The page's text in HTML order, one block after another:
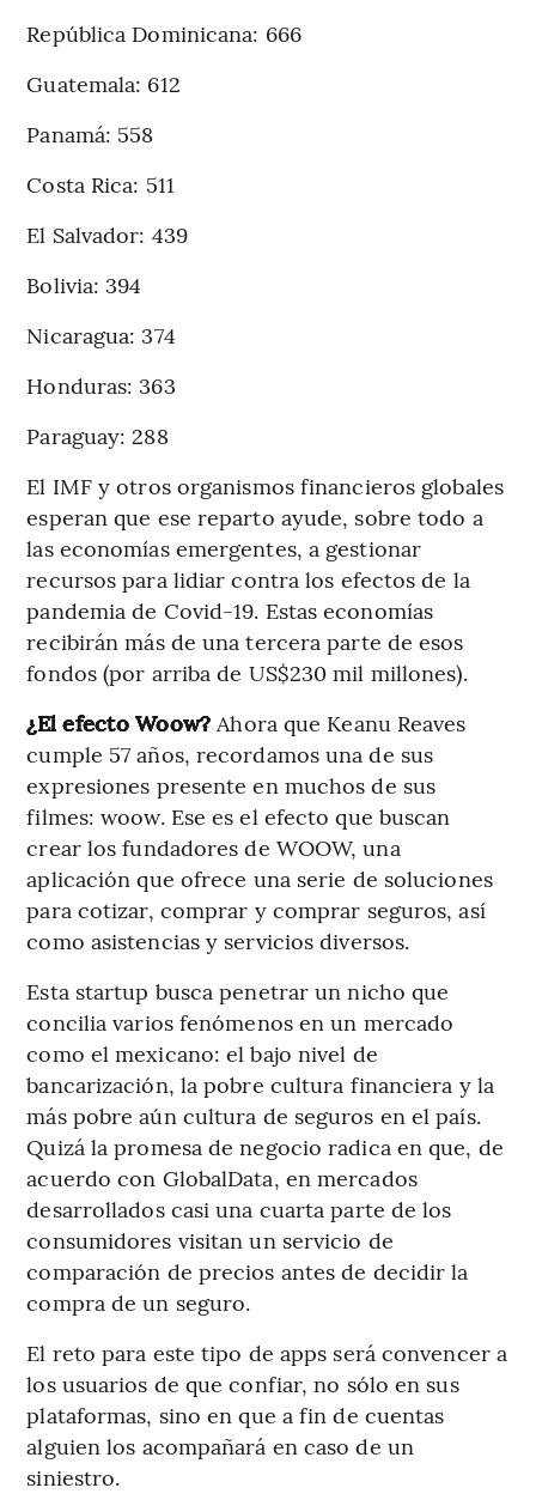
República Dominicana: 666
Guatemala: 612
Panamá: 558
Costa Rica: 511
El Salvador: 439
Bolivia: 394
Nicaragua: 374
Honduras: 363
Paraguay: 288
El IMF y otros organismos financieros globales
esperan que ese reparto ayude, sobre todo a
las economías emergentes, a gestionar
recursos para lidiar contra los efectos de la
pandemia de Covid-19. Estas economías
recibirán más de una tercera parte de esos
fondos (por arriba de US$230 mil millones).
¿El efecto Woow? Ahora que Keanu Reaves
cumple 57 años, recordamos una de sus
expresiones presente en muchos de sus
filmes: woow. Ese es el efecto que buscan
crear los fundadores de WOOW, una
aplicación que ofrece una serie de soluciones
para cotizar, comprar y comprar seguros, así
como asistencias y servicios diversos.
Esta startup busca penetrar un nicho que
concilia varios fenómenos en un mercado
como el mexicano: el bajo nivel de
bancarización, la pobre cultura financiera y la
más pobre aún cultura de seguros en el país.
Quizá la promesa de negocio radica en que, de
acuerdo con GlobalData, en mercados
desarrollados casi una cuarta parte de los
consumidores visitan un servicio de
comparación de precios antes de decidir la
compra de un seguro.
El reto para este tipo de apps será convencer a
los usuarios de que confiar, no sólo en sus
plataformas, sino en que a fin de cuentas
alguien los acompañará en caso de un
siniestro.